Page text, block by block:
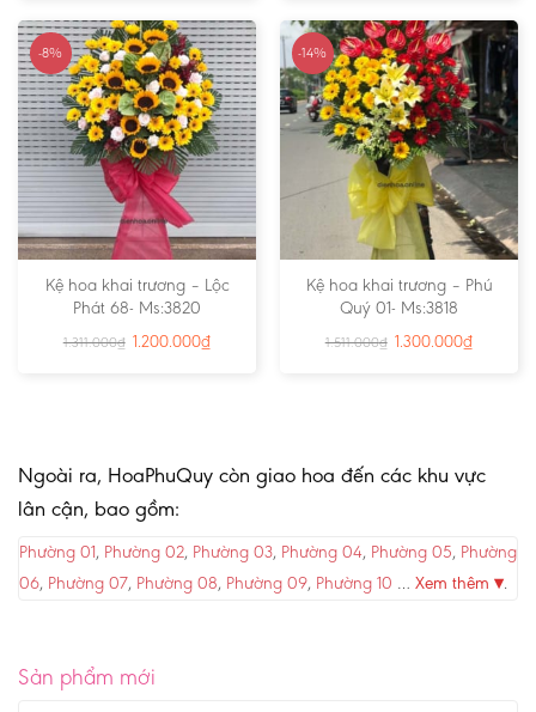
-8%
Kệ hoa khai trương – Lộc
Phát 68- Ms:3820
1.311.000₫ 1.200.000₫
-14%
Kệ hoa khai trương – Phú
Quý 01- Ms:3818
1.511.000₫ 1.300.000₫
Ngoài ra, HoaPhuQuy còn giao hoa đến các khu vực
lân cận, bao gồm:
Phường 01, Phường 02, Phường 03, Phường 04, Phường 05, Phường
06, Phường 07, Phường 08, Phường 09, Phường 10 … Xem thêm ▾.
Sản phẩm mới